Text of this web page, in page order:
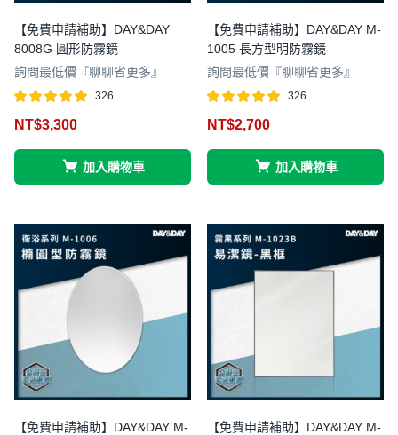
【免費申請補助】DAY&DAY
8008G 圓形防霧鏡
詢問最低價『聊聊省更多』
4.98
326
NT$3,300
加入購物車
【免費申請補助】DAY&DAY M-
1005 長方型明防霧鏡
詢問最低價『聊聊省更多』
4.96
326
NT$2,700
加入購物車
【免費申請補助】DAY&DAY M-
【免費申請補助】DAY&DAY M-